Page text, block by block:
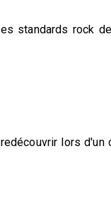
standards rock
lors